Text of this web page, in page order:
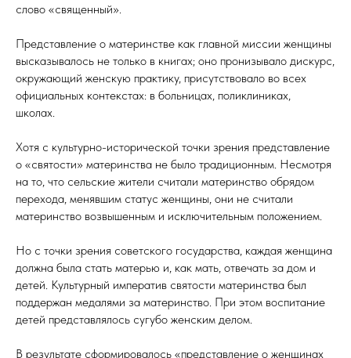
слово «священный».⠀
Представление о материнстве как главной миссии женщины
высказывалось не только в книгах; оно пронизывало дискурс,
окружающий женскую практику, присутствовало во всех
официальных контекстах: в больницах, поликлиниках,
школах.⠀
Хотя с культурно-исторической точки зрения представление
о «святости» материнства не было традиционным. Несмотря
на то, что сельские жители считали материнство обрядом
перехода, менявшим статус женщины, они не считали
материнство возвышенным и исключительным положением.⠀
Но с точки зрения советского государства, каждая женщина
должна была стать матерью и, как мать, отвечать за дом и
детей. Культурный императив святости материнства был
поддержан медалями за материнство. При этом воспитание
детей представлялось сугубо женским делом.⠀
В результате сформировалось «представление о женщинах